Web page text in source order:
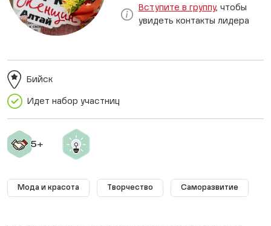
Вступите в группу, чтобы
увидеть контакты лидера
Идет набор участниц
Бийск
Мода и красота Творчество Саморазвитие